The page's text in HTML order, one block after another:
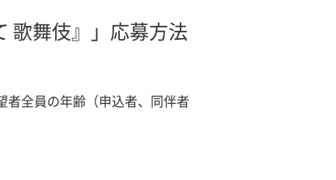
歌舞伎』」応募方法
全員の年齢（申込者、同伴者